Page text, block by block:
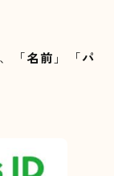
「名前 」「パ